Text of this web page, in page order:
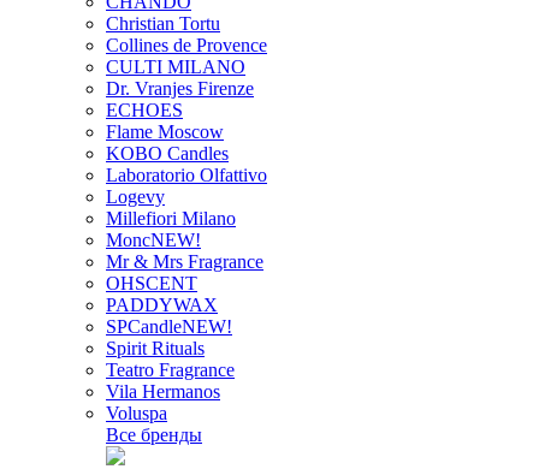
Christian Tortu
Collines de Provence
CULTI MILANO
Dr. Vranjes Firenze
ECHOES
Flame Moscow
KOBO Candles
Laboratorio Olfattivo
Logevy
Millefiori Milano
MoncNEW!
Mr & Mrs Fragrance
OHSCENT
PADDYWAX
SPCandleNEW!
Spirit Rituals
Teatro Fragrance
Vila Hermanos
Voluspa
Все бренды